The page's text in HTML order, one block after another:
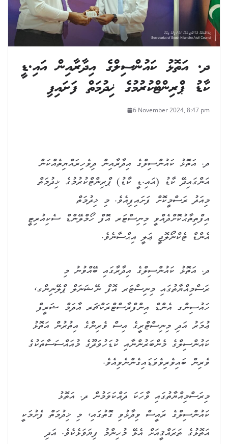
ދ. އަތޮޅު ކައުންސިލްގެ އިދާރާއިން އައި.ޑީ
ކާޑު ޕްރިންޓްކުރުމުގެ ޚިދުމަތް ފަށައިފި
6 November 2024, 8:47 pm
ދ. އަތޮޅު ކައުންސިލްގެ އިދާރާއިން ދިވެހިރައްޔިތެއްކަން
އަންގައިދޭ ކާޑު (އައި.ޑީ ކާޑު) ޕްރިންޓްކުރުމުގެ ޚިދުމަތް
މިއަދު ރަސްމީކޮށް ފަށައިފިއެވެ. މި ޚިދުމަތް
އިފްތިތާޙުކޮށްދެއްވީ މިނިސްޓަރ އޮފް ހޯމްލޭންޑް ސެކިއުރިޓީ
އެންޑް ޓެކްނޯލޮޖީ ޢަލީ އިޙްސާނެވެ.
ދ. އަތޮޅު ކައުންސިލްގެ އިދާރާގައި ބޭއްވުނު މި
ރަސްމިއްޔާތުގައި މިނިސްޓަރ އޮފް ނޭޝަނަލް ޕްލޭނިންގ،
ހައުސިންގ އެންޑް އިންފްރާސްޓްރަކްޗަރ އާދަމް ޝަރީފް
ޢުމަރު އަދި މިނިސްޓްރީގެ އިސް ވެރިންގެ އިތުރުން އަތޮޅު
ކައުންސިލްގެ މެންބަރުންނާއި ކުޑަހުވަދޫގެ މުއައްސަސާތަކުގެ
ވެރިން ބައިވެރިވެވަޑައިގެންނެވިއެވެ.
މިރަސްމިއްޔާތުގައި ވާހަކަ ދައްކަވަމުން ދ. އަތޮޅު
ކައުންސިލްގެ ރައީސް ވިދާޅުވި ގޮތުގައި، މި ޚިދުމަތް ފެށުމަކީ
އަތޮޅުގެ ތަރައްޤީއަށް އެޅޭ މުހިންމު ފިޔަވަޅެކެވެ. އަދި